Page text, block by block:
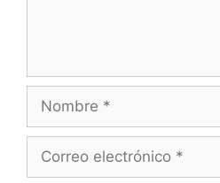
Nombre
Correo